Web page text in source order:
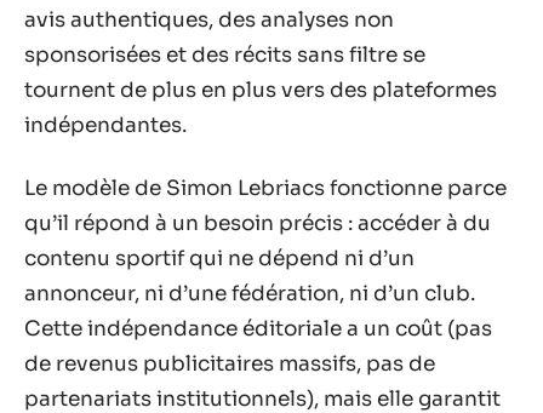
avis authentiques, des analyses non
sponsorisées et des récits sans filtre se
tournent de plus en plus vers des plateformes
indépendantes.
Le modèle de Simon Lebriacs fonctionne parce
qu’il répond à un besoin précis : accéder à du
contenu sportif qui ne dépend ni d’un
annonceur, ni d’une fédération, ni d’un club.
Cette indépendance éditoriale a un coût (pas
de revenus publicitaires massifs, pas de
partenariats institutionnels), mais elle garantit